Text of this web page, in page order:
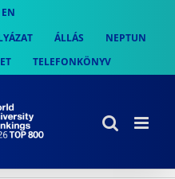
EN
ÁLLÁS
NEPTUN
TELEFONKÖNYV